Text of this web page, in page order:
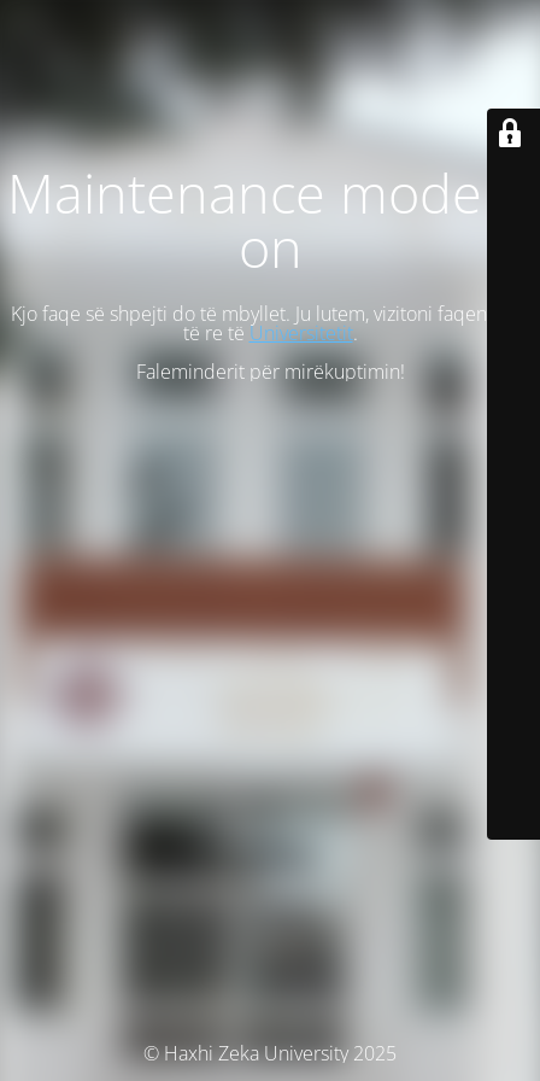
Maintenance mode is
on
Kjo faqe së shpejti do të mbyllet. Ju lutem, vizitoni faqen tonë
të re të Universitetit.
Faleminderit për mirëkuptimin!
© Haxhi Zeka University 2025